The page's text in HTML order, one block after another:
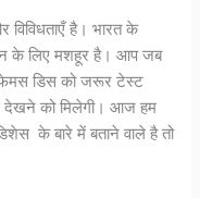
विविधताएँ है। भारत के
के लिए मशहूर है। आप जब
फेमस डिस को जरूर टेस्ट
देखने को मिलेगी। आज हम
के बारे में बताने वाले है तो